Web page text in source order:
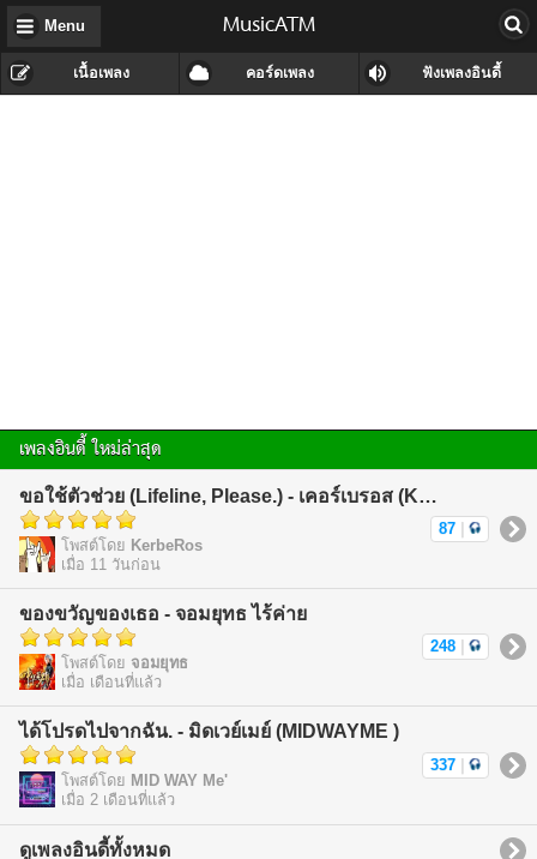
Menu MusicATM
เนื้อเพลง คอร์ดเพลง ฟังเพลงอินดี้
เพลงอินดี้ ใหม่ล่าสุด
ขอใช้ตัวช่วย (Lifeline, Please.) - เคอร์เบรอส (KerBeRos)
โพสต์โดย KerbeRos
เมื่อ 11 วันก่อน
87
ของขวัญของเธอ - จอมยุทธ ไร้ค่าย
โพสต์โดย จอมยุทธ
เมื่อ เดือนที่แล้ว
248
ได้โปรดไปจากฉัน. - มิดเวย์เมย์ (MIDWAYME )
โพสต์โดย MID WAY Me'
เมื่อ 2 เดือนที่แล้ว
337
ดูเพลงอินดี้ทั้งหมด